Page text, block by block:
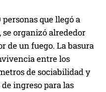
que llegó a
organizó alrededor
de un fuego. La basura
entre los
de sociabilidad y
ingreso para las